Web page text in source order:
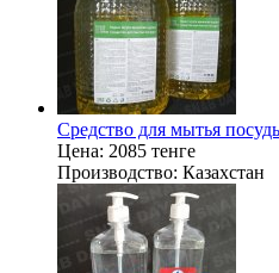
Средство для мытья
Цена: 2085 тенге
Производство: Казахстан